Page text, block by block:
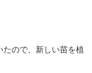
ので、新しい苗を植